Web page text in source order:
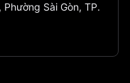
Sài Gòn, TP.